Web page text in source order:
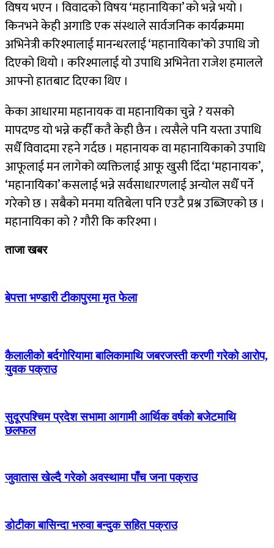
विषय भएन । विवादको विषय ‘महानायिका’ को भन्ने भयो ।
किनभने केही अगाडि एक संस्थाले सार्वजनिक कार्यक्रममा
अभिनेत्री करिश्मालाई मानन्धरलाई ‘महानायिका’को उपाधि जो
दिएको थियो । करिश्मालाई यो उपाधि अभिनेता राजेश हमालले
आफ्नो हातबाट दिएका थिए ।
केका आधारमा महानायक वा महानायिका चुन्ने ? यसको
मापदण्ड यो भन्ने कहीँ कतै केही छैन । त्यसैले पनि यस्ता उपाधि
सधैँ विवादमा रहने गर्दछ । महानायक वा महानायिकाको उपाधि
आफूलाई मन लागेको व्यक्तिलाई आफू खुसी दिँदा ‘महानायक’,
‘महानायिका’ कसलाई भन्ने सर्वसाधारणलाई अन्योल सधैँ पर्ने
गरेको छ । सबैको मनमा यतिबेला पनि एउटै प्रश्न उब्जिएको छ ।
महानायिका को ? गौरी कि करिश्मा ।
ताजा खबर
बेपत्ता भण्डारी टीकापुरमा मृत फेला
कैलालीको बर्दगोरियामा बालिकामाथि जबरजस्ती करणी गरेको आरोप,
युवक पक्राउ
सुदूरपश्चिम प्रदेश सभामा आगामी आर्थिक वर्षको बजेटमाथि
छलफल
जुवातास खेल्दै गरेको अवस्थामा पाँच जना पक्राउ
डोटीका बासिन्दा भरुवा बन्दुक सहित पक्राउ